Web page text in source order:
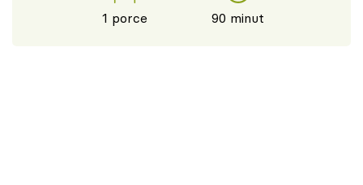
1 porce 90 minut